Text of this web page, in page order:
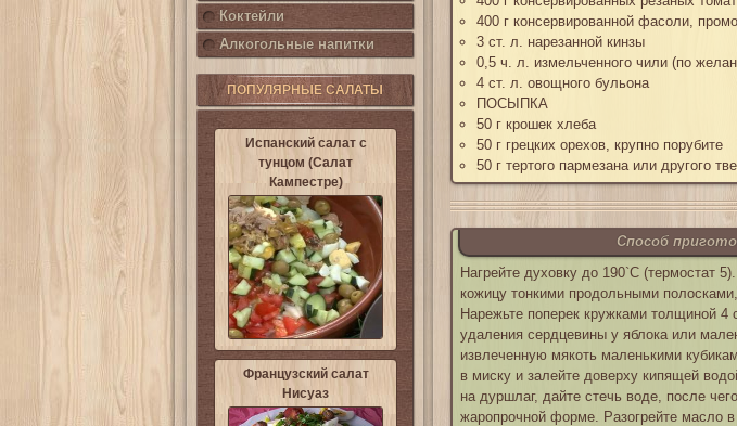
Коктейли
Алкогольные напитки
ПОПУЛЯРНЫЕ САЛАТЫ
Испанский салат с
тунцом (Салат
Кампестре)
Французский салат
Нисуаз
400 г консервированной фасоли,
3 ст. л. нарезанной кинзы
0,5 ч. л. измельченного чили (по
4 ст. л. овощного бульона
ПОСЫПКА
50 г крошек хлеба
50 г грецких орехов, крупно порубите
50 г тертого пармезана или другого
Способ
Нагрейте духовку до 190`С (термостат
кожицу тонкими продольными
Нарежьте поперек кружками толщиной
удаления сердцевины у яблока или
извлеченную мякоть маленькими
в миску и залейте доверху кипящей
на дуршлаг, дайте стечь воде, после
жаропрочной форме. Разогрейте масло